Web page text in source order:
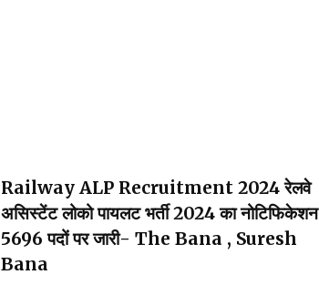
Railway ALP Recruitment 2024 रेलवे
असिस्टेंट लोको पायलट भर्ती 2024 का नोटिफिकेशन
5696 पदों पर जारी- The Bana , Suresh
Bana